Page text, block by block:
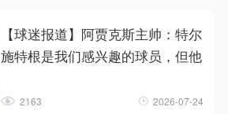
【球迷报道】阿贾克斯主帅：特尔
施特根是我们感兴趣的球员，但他
2163 2026-07-24